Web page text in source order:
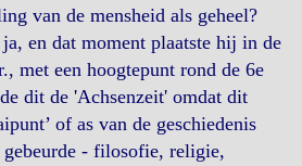
van de mensheid als geheel?
en dat moment plaatste hij in de
met een hoogtepunt rond de 6e
dit de 'Achsenzeit' omdat dit
of as van de geschiedenis
- filosofie, religie,